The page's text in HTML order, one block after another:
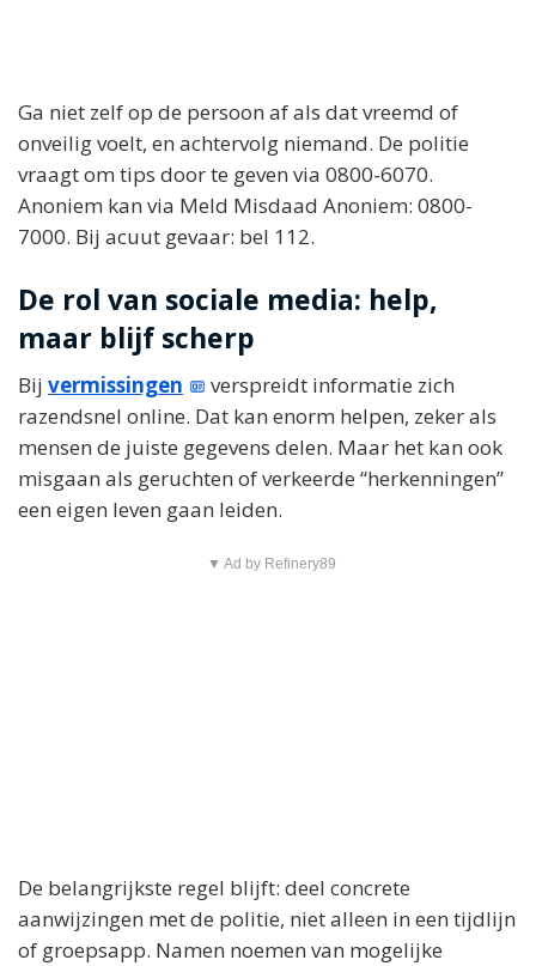
Ga niet zelf op de persoon af als dat vreemd of
onveilig voelt, en achtervolg niemand. De politie
vraagt om tips door te geven via 0800-6070.
Anoniem kan via Meld Misdaad Anoniem: 0800-
7000. Bij acuut gevaar: bel 112.
De rol van sociale media: help,
maar blijf scherp
Bij vermissingen
verspreidt informatie zich
razendsnel online. Dat kan enorm helpen, zeker als
mensen de juiste gegevens delen. Maar het kan ook
misgaan als geruchten of verkeerde “herkenningen”
een eigen leven gaan leiden.
▼ Ad by Refinery89
De belangrijkste regel blijft: deel concrete
aanwijzingen met de politie, niet alleen in een tijdlijn
of groepsapp. Namen noemen van mogelijke